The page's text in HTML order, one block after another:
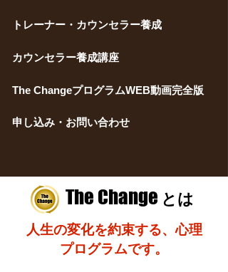
トレーナー・カウンセラー養成
カウンセラー養成講座
​​The ChangeプログラムWEB動画完全版
申し込み・お問い合わせ
The Change とは
人生の変化を約束する、心理
プログラムです。